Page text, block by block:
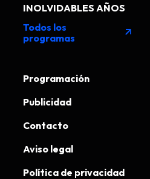
INOLVIDABLES AÑOS
Todos los
programas
arrow_outward
Programación
Publicidad
Contacto
Aviso legal
Política de privacidad